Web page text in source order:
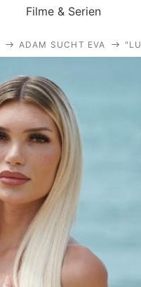
Alle
Filme & Serien
ADAM SUCHT EVA